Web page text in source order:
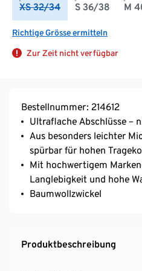
XS 32/34 S 36/38 M
Richtige Grösse ermitteln
Zur Zeit nicht verfügbar
Bestellnummer: 214612
Ultraflache Abschlüsse –
Aus besonders leichter
spürbar für hohen
Mit hochwertigem
Langlebigkeit und hohe
Baumwollzwickel
Produktbeschreibung